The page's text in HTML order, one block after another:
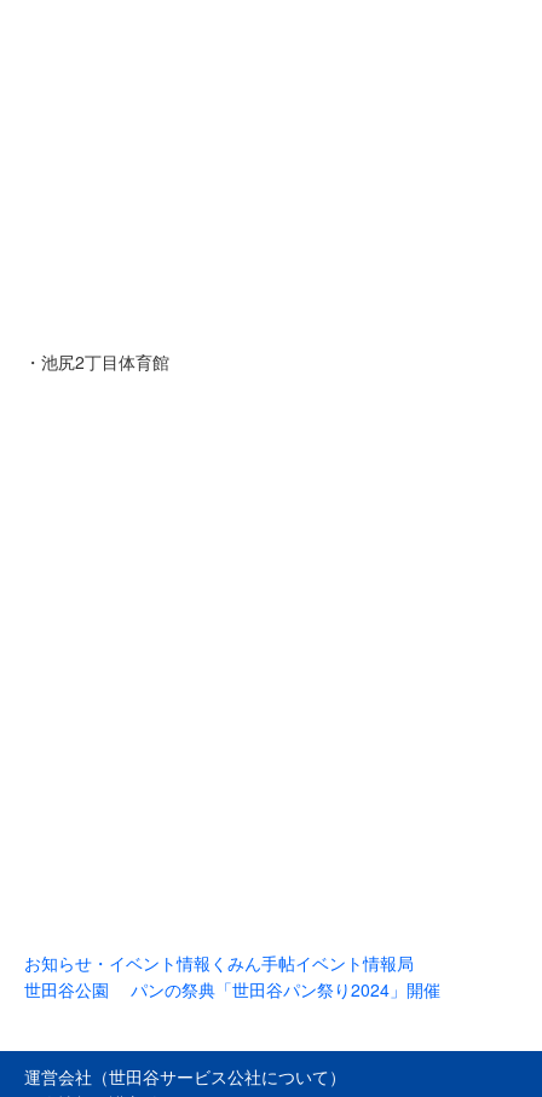
・池尻2丁目体育館
お知らせ・イベント情報 くみん手帖イベント情報局
世田谷公園 パンの祭典「世田谷パン祭り2024」開催
運営会社（世田谷サービス公社について）